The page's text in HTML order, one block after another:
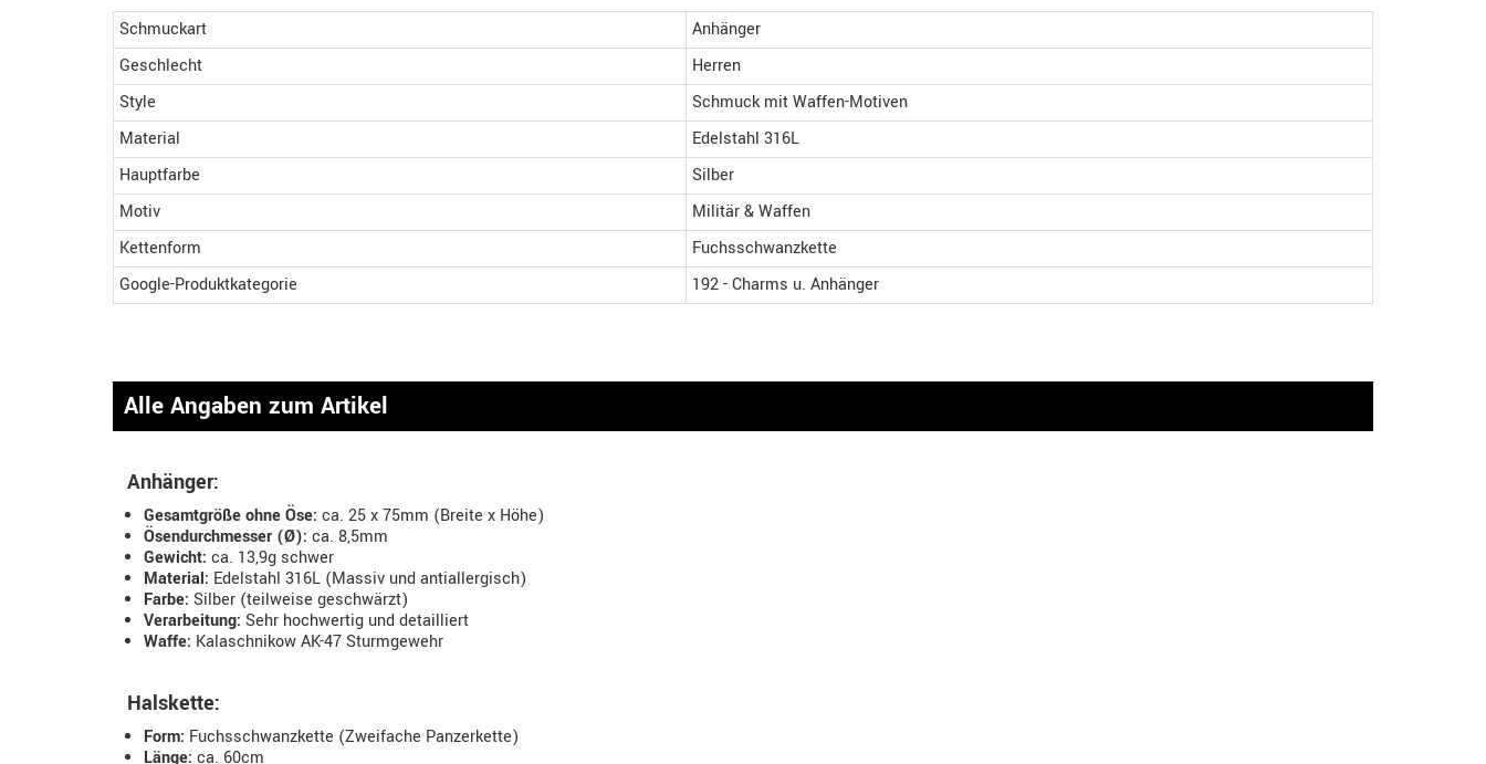
Schmuckart
Anhänger
Geschlecht
Herren
Style
Schmuck mit Waffen-Motiven
Material
Edelstahl 316L
Hauptfarbe
Silber
Motiv
Militär & Waffen
Kettenform
Fuchsschwanzkette
Google-Produktkategorie
192 - Charms u. Anhänger
Alle Angaben zum Artikel
Anhänger:
Gesamtgröße ohne Öse: ca. 25 x 75mm (Breite x Höhe)
Ösendurchmesser (Ø): ca. 8,5mm
Gewicht: ca. 13,9g schwer
Material: Edelstahl 316L (Massiv und antiallergisch)
Farbe: Silber (teilweise geschwärzt)
Verarbeitung: Sehr hochwertig und detailliert
Waffe: Kalaschnikow AK-47 Sturmgewehr
Halskette:
Form: Fuchsschwanzkette (Zweifache Panzerkette)
Länge: ca. 60cm